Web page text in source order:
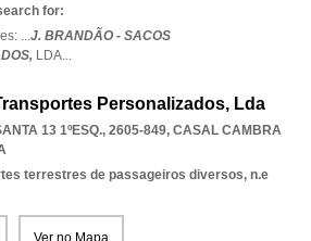
for:
...J. BRANDÃO - SACOS
LDA...
Personalizados, Lda
13 1ºESQ., 2605-849, CASAL CAMBRA
terrestres de passageiros diversos, n.e
Ver no Mapa